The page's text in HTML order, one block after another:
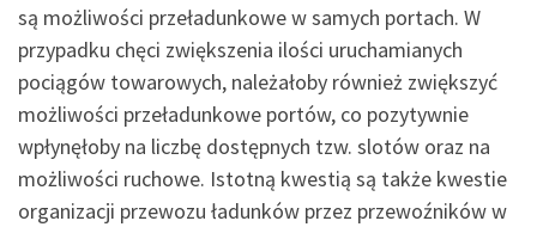
są możliwości przeładunkowe w samych portach. W
przypadku chęci zwiększenia ilości uruchamianych
pociągów towarowych, należałoby również zwiększyć
możliwości przeładunkowe portów, co pozytywnie
wpłynęłoby na liczbę dostępnych tzw. slotów oraz na
możliwości ruchowe. Istotną kwestią są także kwestie
organizacji przewozu ładunków przez przewoźników w